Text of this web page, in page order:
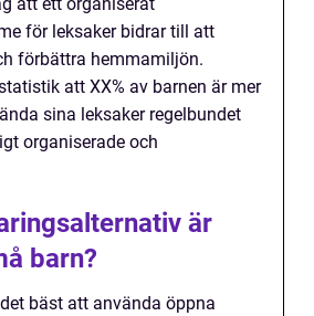
att ett organiserat
för leksaker bidrar till att
förbättra hemmamiljön.
att XX% av barnen är mer
sina leksaker regelbundet
organiserade och
är
barn?
bäst att använda öppna